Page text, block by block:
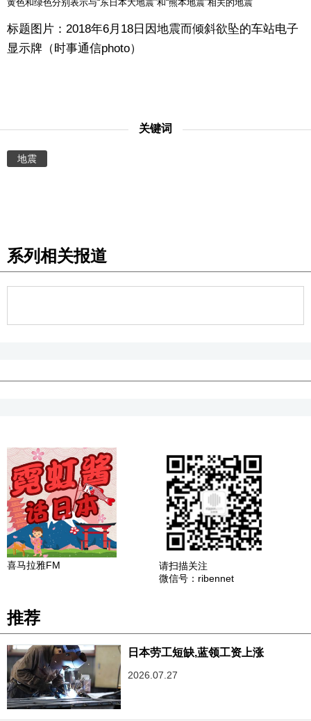
黄色和绿色分别表示与“东日本大地震”和“熊本地震”相关的地震
标题图片：2018年6月18日因地震而倾斜欲坠的车站电子
显示牌（时事通信photo）
关键词
地震
系列相关报道
喜马拉雅FM
请扫描关注
微信号：ribennet
推荐
日本劳工短缺,蓝领工资上涨
2026.07.27